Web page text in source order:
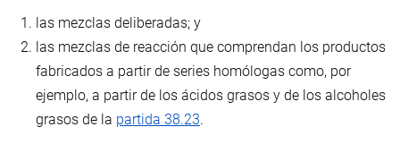
las mezclas deliberadas; y
las mezclas de reacción que comprendan los productos
fabricados a partir de series homólogas como, por
ejemplo, a partir de los ácidos grasos y de los alcoholes
grasos de la partida 38.23.